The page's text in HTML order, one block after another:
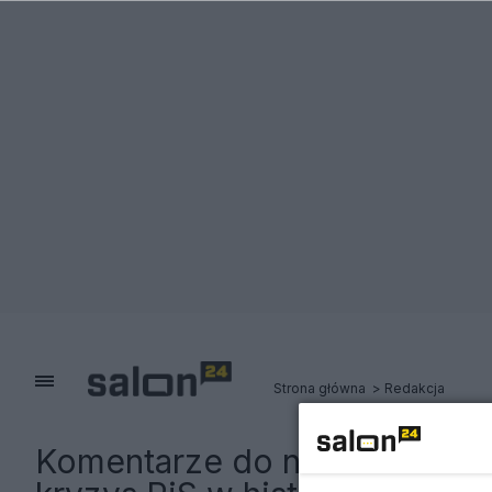
Strona główna Redakcja
Komentarze do notki: